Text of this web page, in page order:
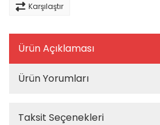
Karşılaştır
Ürün Açıklaması
Ürün Yorumları
Taksit Seçenekleri